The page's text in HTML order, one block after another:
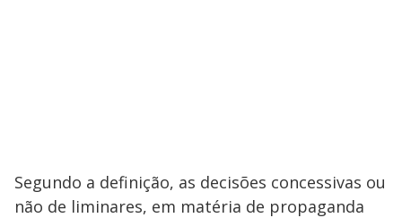
Segundo a definição, as decisões concessivas ou
não de liminares, em matéria de propaganda